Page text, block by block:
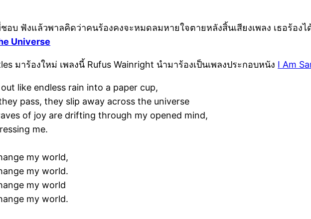
อบ ฟังแล้วพาลคิดว่าคนร้องคงจะหมดลมหายใจตายหลังสิ้นเสียงเพลง เธอร้องไ
Universe
มาร้องใหม่ เพลงนี้ Rufus Wainright นำมาร้องเป็นเพลงประกอบหนัง I Am
like endless rain into a paper cup,
pass, they slip away across the universe
of joy are drifting through my opened mind,
me.
my world,
my world.
my world
my world.